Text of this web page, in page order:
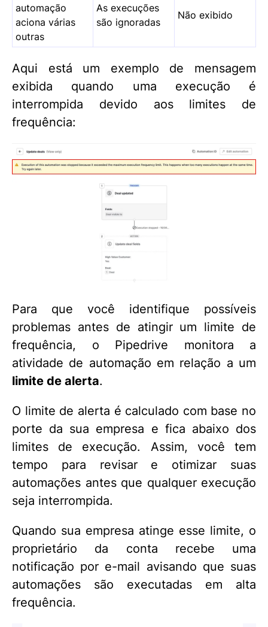
automação
aciona várias
outras
As execuções
são ignoradas
Não exibido
Aqui está um exemplo de mensagem
exibida quando uma execução é
interrompida devido aos limites de
frequência:
Para que você identifique possíveis
problemas antes de atingir um limite de
frequência, o Pipedrive monitora a
atividade de automação em relação a um
limite de alerta.
O limite de alerta é calculado com base no
porte da sua empresa e fica abaixo dos
limites de execução. Assim, você tem
tempo para revisar e otimizar suas
automações antes que qualquer execução
seja interrompida.
Quando sua empresa atinge esse limite, o
proprietário da conta recebe uma
notificação por e-mail avisando que suas
automações são executadas em alta
frequência.